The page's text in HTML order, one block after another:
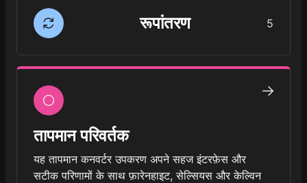
रूपांतरण 5
तापमान परिवर्तक
यह तापमान कनवर्टर उपकरण अपने सहज इंटरफ़ेस और
सटीक परिणामों के साथ फ़ारेनहाइट, सेल्सियस और केल्विन